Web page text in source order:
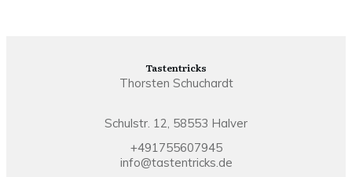
Tastentricks
Thorsten Schuchardt
Schulstr. 12, 58553 Halver
+491755607945
info@tastentricks.de